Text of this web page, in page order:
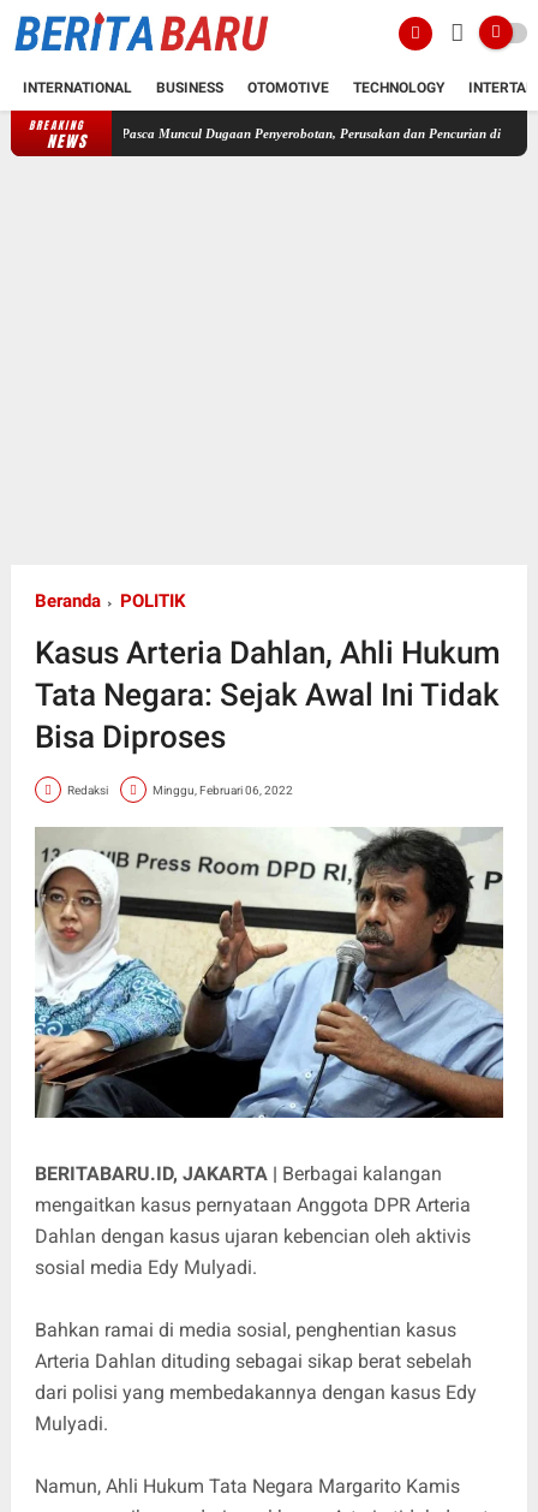
INTERNATIONAL BUSINESS OTOMOTIVE TECHNOLOGY
BREAKING
NEWS
Pasca Muncul Dugaan Penyerobotan, Perusakan dan Pencurian di Lahan Sengketa
Beranda POLITIK
Kasus Arteria Dahlan, Ahli Hukum
Tata Negara: Sejak Awal Ini Tidak
Bisa Diproses
Redaksi Minggu, Februari 06, 2022
BERITABARU.ID, JAKARTA | Berbagai kalangan
mengaitkan kasus pernyataan Anggota DPR Arteria
Dahlan dengan kasus ujaran kebencian oleh aktivis
sosial media Edy Mulyadi.
Bahkan ramai di media sosial, penghentian kasus
Arteria Dahlan dituding sebagai sikap berat sebelah
dari polisi yang membedakannya dengan kasus Edy
Mulyadi.
Namun, Ahli Hukum Tata Negara Margarito Kamis